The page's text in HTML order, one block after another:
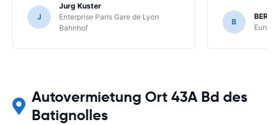
J
Jurg Kuster
Enterprise Paris Gare de Lyon
Bahnhof
B
Autovermietung Ort 43A Bd des
Batignolles